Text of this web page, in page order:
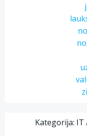
Kategorija: